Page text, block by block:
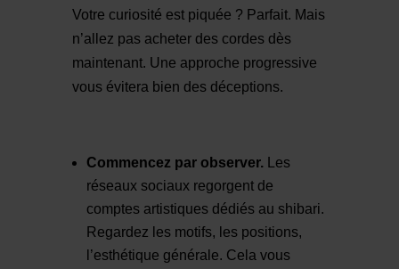
Votre curiosité est piquée ? Parfait. Mais
n’allez pas acheter des cordes dès
maintenant. Une approche progressive
vous évitera bien des déceptions.
Commencez par observer. Les
réseaux sociaux regorgent de
comptes artistiques dédiés au shibari.
Regardez les motifs, les positions,
l’esthétique générale. Cela vous